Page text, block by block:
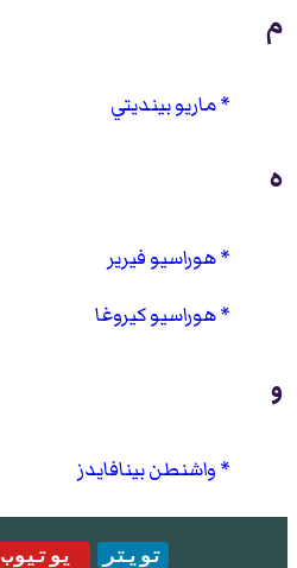
م
ماريو بينديتي
ه
هوراسيو فيرير
هوراسيو كيروغا
و
واشنطن بينافايدز
تويتر يوتيوب